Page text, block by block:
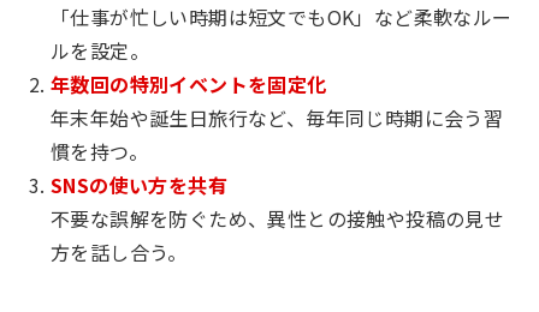
「仕事が忙しい時期は短文でもOK」など柔軟なルー
ルを設定。
年数回の特別イベントを固定化
年末年始や誕生日旅行など、毎年同じ時期に会う習
慣を持つ。
SNSの使い方を共有
不要な誤解を防ぐため、異性との接触や投稿の見せ
方を話し合う。